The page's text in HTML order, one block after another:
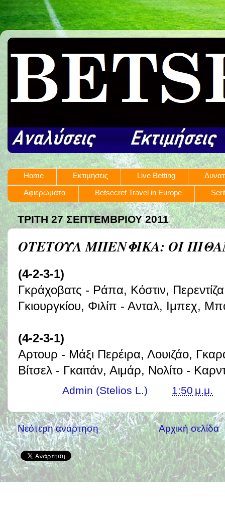
Home Εκτιμήσεις Live Betting
Αφιερώματα
Betsecret Travel in Europe
ΤΡΊΤΗ 27 ΣΕΠΤΕΜΒΡΊΟΥ 2011
ΟΤΕΤΟΥΛ ΜΠΕΝΦΙΚΑ: ΟΙ
(4-2-3-1)
Γκράχοβατς - Ράπα, Κόστιν,
Γκιουργκίου, Φιλίπ - Ανταλ, Ιμπεχ,
(4-2-3-1)
Αρτουρ - Μάξι Περέιρα, Λουιζάο,
Βίτσελ - Γκαιτάν, Αιμάρ, Νολίτο -
Admin (Stelios L.) 1:50 μ.μ.
Νεότερη ανάρτηση Αρχική σελίδα